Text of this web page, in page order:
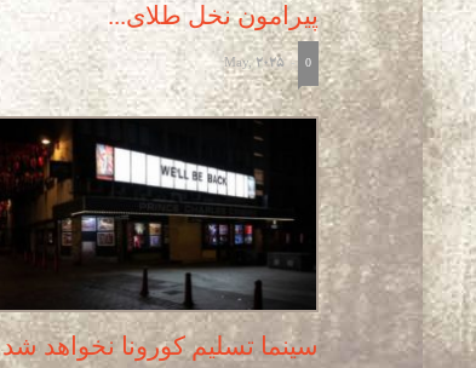
پیرامون نخل طلای...
-
May, 2025 0
سینما تسلیم کورونا نخواهد شد